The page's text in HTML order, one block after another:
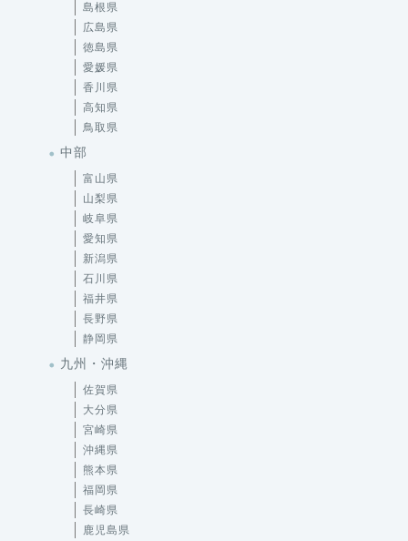
島根県
広島県
徳島県
愛媛県
香川県
高知県
鳥取県
中部
富山県
山梨県
岐阜県
愛知県
新潟県
石川県
福井県
長野県
静岡県
九州・沖縄
佐賀県
大分県
宮崎県
沖縄県
熊本県
福岡県
長崎県
鹿児島県